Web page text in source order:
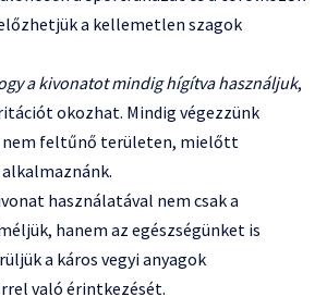
a kellemetlen szagok
a kivonatot mindig hígítva használjuk,
okozhat. Mindig végezzünk
nem feltűnő területen, mielőtt
használatával nem csak a
hanem az egészségünket is
a káros vegyi anyagok
való érintkezését.